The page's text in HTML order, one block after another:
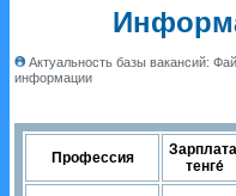
Актуальность базы вакансий:
информации
Профессия
тенге́